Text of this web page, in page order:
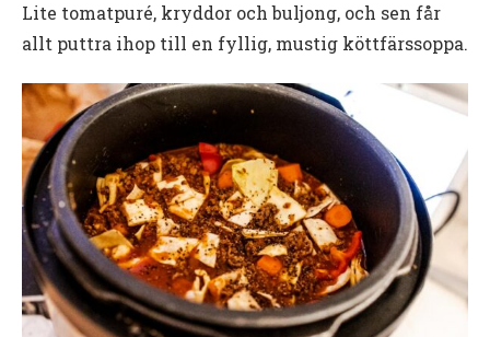
Lite tomatpuré, kryddor och buljong, och sen får
allt puttra ihop till en fyllig, mustig köttfärssoppa.